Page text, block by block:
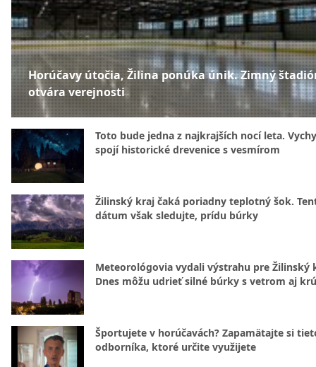
Horúčavy útočia, Žilina ponúka únik. Zimný
otvára verejnosti
Toto bude jedna z najkrajších nocí leta.
spojí historické drevenice s vesmírom
Žilinský kraj čaká poriadny teplotný šok.
dátum však sledujte, prídu búrky
Meteorológovia vydali výstrahu pre Žilinský
Dnes môžu udrieť silné búrky s vetrom aj
Športujete v horúčavách? Zapamätajte si
odborníka, ktoré určite využijete